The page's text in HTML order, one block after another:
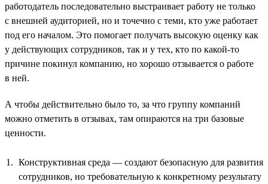
работодатель последовательно выстраивает работу не только
с внешней аудиторией, но и точечно с теми, кто уже работает
под его началом. Это помогает получать высокую оценку как
у действующих сотрудников, так и у тех, кто по какой-то
причине покинул компанию, но хорошо отзывается о работе
в ней.
А чтобы действительно было то, за что группу компаний
можно отметить в отзывах, там опираются на три базовые
ценности.
Конструктивная среда — создают безопасную для развития
сотрудников, но требовательную к конкретному результату